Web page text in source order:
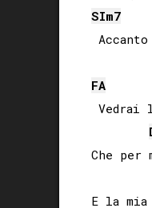
SIm7
FA
Vedrai
Che per
E la mia